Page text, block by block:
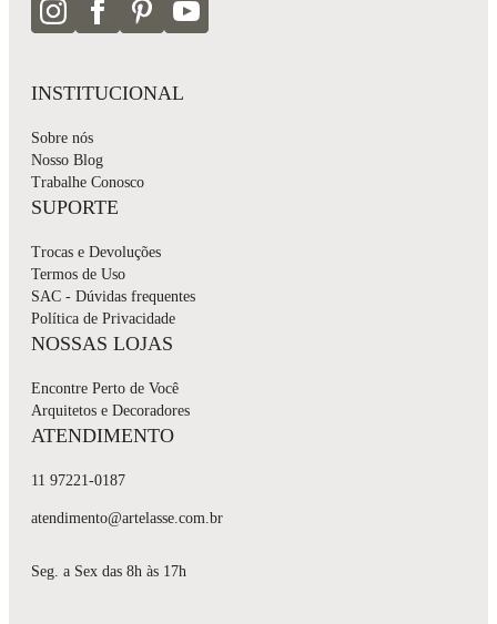
INSTITUCIONAL
Sobre nós
Nosso Blog
Trabalhe Conosco
SUPORTE
Trocas e Devoluções
Termos de Uso
SAC - Dúvidas frequentes
Política de Privacidade
NOSSAS LOJAS
Encontre Perto de Você
Arquitetos e Decoradores
ATENDIMENTO
11 97221-0187
atendimento@artelasse.com.br
Seg. a Sex das 8h às 17h